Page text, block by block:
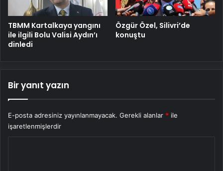
TBMM Kartalkaya yangını
ile ilgili Bolu Valisi Aydın’ı
dinledi
Özgür Özel, Silivri’de
konuştu
Bir yanıt yazın
E-posta adresiniz yayınlanmayacak. Gerekli alanlar * ile
işaretlenmişlerdir